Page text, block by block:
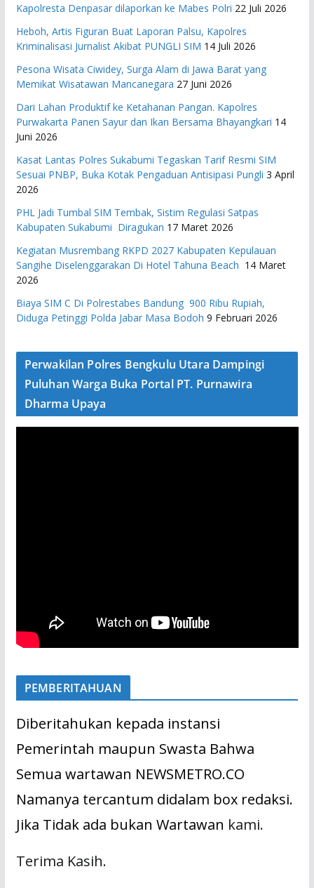
Kapolresta Denpasar dilaporkan ke Mabes Polri 22 Juli 2026
Heboh, Artis Figuran Buat Laporan Palsu, Kapolres
Kriminalisasi Jurnalist Akibat PUNGLI SIM 14 Juli 2026
Pesona Wisata Ciwidey, Surga Alam di Jawa Barat yang
Memikat Wisatawan Mancanegara 27 Juni 2026
Dari Lahan Produktif ke Ketahanan Pangan. Kapolres
Purwakarta Panen Sayur dan Ikan Bersama Bhayangkari 14
Juni 2026
Kasat Lantas Polres Sukabumi Tegaskan Tarif Resmi SIM
Sesuai PNBP, Buka Kotak Pengaduan Antisipasi Pungli 3 April
2026
PHL Jadi Tumbal SIM Tembak, Sistim Regulasi Satpas
Kabupaten Sukabumi Diragukan 17 Maret 2026
Kegiatan Musrembang RKPD 2027 ​Kabupaten Kepulauan
Sangihe Diselenggarakan Di Hotel Tahuna Beach 14 Maret
2026
Biaya SIM C Di Polrestabes Bandung 900 Ribu Rupiah,
Diduga Petinggi Polda Jabar Masa Bodoh 9 Februari 2026
Perwakilan Polres Bengkulu Utara Dampingi
Puluhan Warga Buka Portal PT. Purnawira
Dharma Upaya
PEMBERITAHUAN
Diberitahukan kepada instansi
Pemerintah maupun Swasta Bahwa
Semua wartawan NEWSMETRO.CO
Namanya tercantum didalam box redaksi.
Jika Tidak ada bukan Wartawan kami.
Terima Kasih.